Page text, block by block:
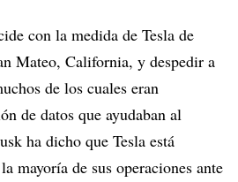
con la medida de Tesla de
Mateo, California, y despedir a
de los cuales eran
de datos que ayudaban al
ha dicho que Tesla está
mayoría de sus operaciones ante